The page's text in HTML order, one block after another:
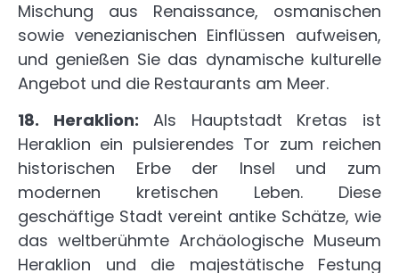
Mischung aus Renaissance, osmanischen
sowie venezianischen Einflüssen aufweisen,
und genießen Sie das dynamische kulturelle
Angebot und die Restaurants am Meer.
18. Heraklion: Als Hauptstadt Kretas ist
Heraklion ein pulsierendes Tor zum reichen
historischen Erbe der Insel und zum
modernen kretischen Leben. Diese
geschäftige Stadt vereint antike Schätze, wie
das weltberühmte Archäologische Museum
Heraklion und die majestätische Festung